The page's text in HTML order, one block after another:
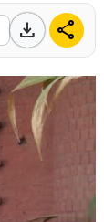
download share